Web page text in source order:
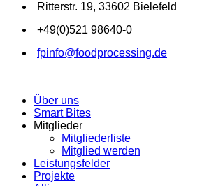
Ritterstr. 19, 33602 Bielefeld
+49(0)521 98640-0
fpinfo@foodprocessing.de
Über uns
Smart Bites
Mitglieder
Mitgliederliste
Mitglied werden
Leistungsfelder
Projekte